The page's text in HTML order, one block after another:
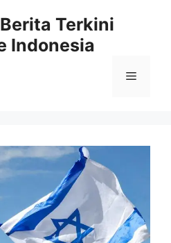
Terkini
Indonesia
Menu